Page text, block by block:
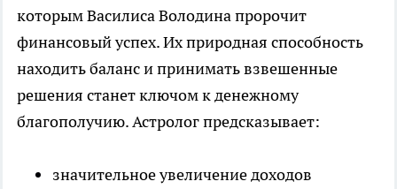
которым Василиса Володина пророчит
финансовый успех. Их природная способность
находить баланс и принимать взвешенные
решения станет ключом к денежному
благополучию. Астролог предсказывает:
значительное увеличение доходов